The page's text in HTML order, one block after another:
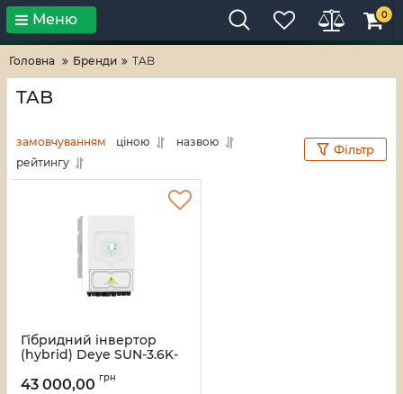
Тільки високі технології! RV-ZAFT
Меню 0
Головна Бренди TAB
TAB
замовчуванням ціною
назвою
рейтингу
Фільтр
Гібридний інвертор
(hybrid) Deye SUN-3.6K-
однофазний (МРРТ 125-
43 000,00 грн